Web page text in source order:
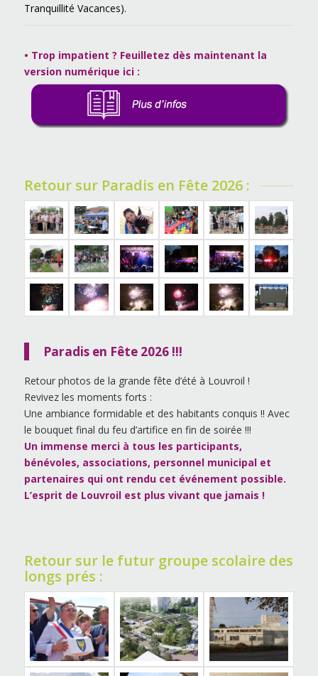
Tranquillité Vacances).
• Trop impatient ? Feuilletez dès maintenant la
version numérique ici:
Retour sur Paradis en Fête 2026 :
Paradis en Fête 2026 !!!
Retour photos de la grande fête d’été à Louvroil !
Revivez les moments forts :
Une ambiance formidable et des habitants conquis !! Avec
le bouquet final du feu d’artifice en fin de soirée !!!
Un immense merci à tous les participants,
bénévoles, associations, personnel municipal et
partenaires qui ont rendu cet événement possible.
L’esprit de Louvroil est plus vivant que jamais !
Retour sur le futur groupe scolaire des
longs prés :